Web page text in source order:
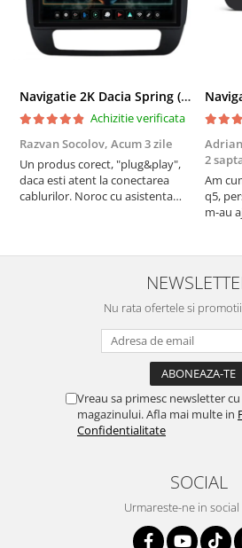
Navigatie 2K Dacia Spring (2021- Prezent), Android, S-Quadcore / 4GB RAM + 64GB ROM, 9.5 Inch - AD-BGS90042K+AD-BGRKIT366V4s
Achizitie verificata
Razvan Socolov, Acum 3 zile
Un produs corect, "plug&play",
daca esti atent la conectarea
cablurilor. Noroc cu asistenta
atras atentia ca nu era conectat
cablul de video de la camera
2
Am
q5,
m-au
tehnic,
la ei și
Nu rata ofertele si
Vreau sa primesc newsletter
magazinului. Afla mai multe in
Confidentialitate
SOCIAL
Urmareste-ne in